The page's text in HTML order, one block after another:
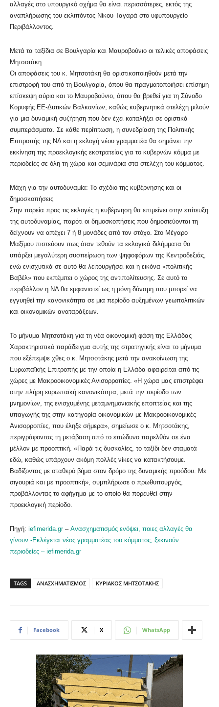
αλλαγές στο υπουργικό σχήμα θα είναι περισσότερες, εκτός της
αναπλήρωσης του εκλιπόντος Νίκου Ταγαρά στο υφυπουργείο
Περιβάλλοντος.
Μετά τα ταξίδια σε Βουλγαρία και Μαυροβούνιο οι τελικές αποφάσεις
Μητσοτάκη
Οι αποφάσεις του κ. Μητσοτάκη θα οριστικοποιηθούν μετά την
επιστροφή του από τη Βουλγαρία, όπου θα πραγματοποιήσει επίσημη
επίσκεψη αύριο και το Μαυροβούνιο, όπου θα βρεθεί για τη Σύνοδο
Κορυφής ΕΕ-Δυτικών Βαλκανίων, καθώς κυβερνητικά στελέχη μιλούν
για μια δυναμική συζήτηση που δεν έχει καταλήξει σε οριστικά
συμπεράσματα. Σε κάθε περίπτωση, η συνεδρίαση της Πολιτικής
Επιτροπής της ΝΔ και η εκλογή νέου γραμματέα θα σημάνει την
εκκίνηση της προεκλογικής εκστρατείας για το κυβερνών κόμμα με
περιοδείες σε όλη τη χώρα και σεμινάρια στα στελέχη του κόμματος.
Μάχη για την αυτοδυναμία: Το σχέδιο της κυβέρνησης και οι
δημοσκοπήσεις
Στην πορεία προς τις εκλογές η κυβέρνηση θα επιμείνει στην επίτευξη
της αυτοδυναμίας, παρότι οι δημοσκοπήσεις που δημοσιεύονται τη
δείχνουν να απέχει 7 ή 8 μονάδες από τον στόχο. Στο Μέγαρο
Μαξίμου πιστεύουν πως όταν τεθούν τα εκλογικά διλήμματα θα
υπάρξει μεγαλύτερη συσπείρωση των ψηφοφόρων της Κεντροδεξιάς,
ενώ ενισχυτικά σε αυτό θα λειτουργήσει και η εικόνα «πολιτικής
Βαβέλ» που εκπέμπει ο χώρος της αντιπολίτευσης. Σε αυτό το
περιβάλλον η ΝΔ θα εμφανιστεί ως η μόνη δύναμη που μπορεί να
εγγυηθεί την κανονικότητα σε μια περίοδο αυξημένων γεωπολιτικών
και οικονομικών αναταράξεων.
Το μήνυμα Μητσοτάκη για τη νέα οικονομική φάση της Ελλάδας
Χαρακτηριστικό παράδειγμα αυτής της στρατηγικής είναι το μήνυμα
που εξέπεμψε χθες ο κ. Μητσοτάκης μετά την ανακοίνωση της
Ευρωπαϊκής Επιτροπής με την οποία η Ελλάδα αφαιρείται από τις
χώρες με Μακροοικονομικές Ανισορροπίες. «Η χώρα μας επιστρέφει
στην πλήρη ευρωπαϊκή κανονικότητα, μετά την περίοδο των
μνημονίων, της ενισχυμένης μεταμνημονιακής εποπτείας και της
υπαγωγής της στην κατηγορία οικονομικών με Μακροοικονομικές
Ανισορροπίες, που έληξε σήμερα», σημείωσε ο κ. Μητσοτάκης,
περιγράφοντας τη μετάβαση από το επώδυνο παρελθόν σε ένα
μέλλον με προοπτική. «Παρά τις δυσκολίες, το ταξίδι δεν σταματά
εδώ, καθώς υπάρχουν ακόμη πολλές νίκες να κατακτήσουμε.
Βαδίζοντας με σταθερό βήμα στον δρόμο της δυναμικής προόδου. Με
σιγουριά και με προοπτική», συμπλήρωσε ο πρωθυπουργός,
προβάλλοντας το αφήγημα με το οποίο θα πορευθεί στην
προεκλογική περίοδο.
Πηγή: iefimerida.gr– Ανασχηματισμός ενόψει, ποιες αλλαγές θα
γίνουν -Εκλέγεται νέος γραμματέας του κόμματος, ξεκινούν
περιοδείες – iefimerida.gr
TAGS ΑΝΑΣΧΗΜΑΤΙΣΜΟΣ ΚΥΡΙΑΚΟΣ ΜΗΤΣΟΤΑΚΗΣ
Facebook X WhatsApp